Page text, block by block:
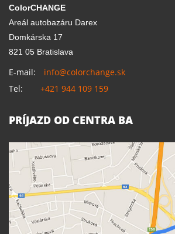
ColorCHANGE
Areál autobazáru Darex
Domkárska 17
821 05 Bratislava
E-mail:
info@colorchange.sk
Tel:
+421 944 109 159
PRÍJAZD OD CENTRA BA